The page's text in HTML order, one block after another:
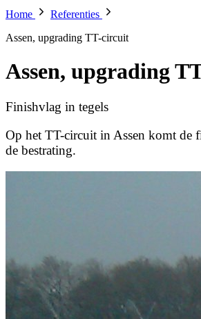
Home
Referenties
Assen, upgrading TT-circuit
Assen, upgrading
Finishvlag in tegels
Op het TT-circuit in Assen komt de
de bestrating.